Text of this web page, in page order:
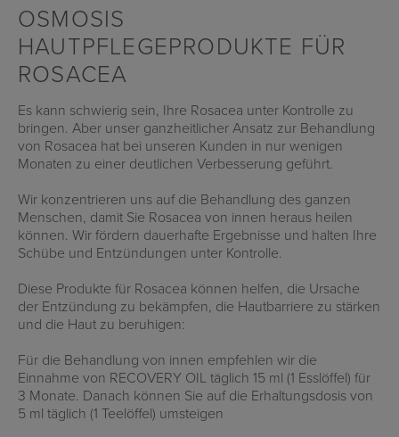
OSMOSIS
HAUTPFLEGEPRODUKTE FÜR
ROSACEA
Es kann schwierig sein, Ihre Rosacea unter Kontrolle zu
bringen. Aber unser ganzheitlicher Ansatz zur Behandlung
von Rosacea hat bei unseren Kunden in nur wenigen
Monaten zu einer deutlichen Verbesserung geführt.
Wir konzentrieren uns auf die Behandlung des ganzen
Menschen, damit Sie Rosacea von innen heraus heilen
können. Wir fördern dauerhafte Ergebnisse und halten Ihre
Schübe und Entzündungen unter Kontrolle.
Diese Produkte für Rosacea können helfen, die Ursache
der Entzündung zu bekämpfen, die Hautbarriere zu stärken
und die Haut zu beruhigen:
Für die Behandlung von innen empfehlen wir die
Einnahme von RECOVERY OILtäglich 15 ml (1 Esslöffel) für
3 Monate. Danach können Sie auf die Erhaltungsdosis von
5 ml täglich (1 Teelöffel) umsteigen